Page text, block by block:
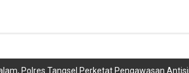
Polres Tangsel Perketat Pengawasan